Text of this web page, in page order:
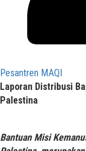
Pesantren MAQI
Laporan Distribusi
Palestina
Bantuan Misi